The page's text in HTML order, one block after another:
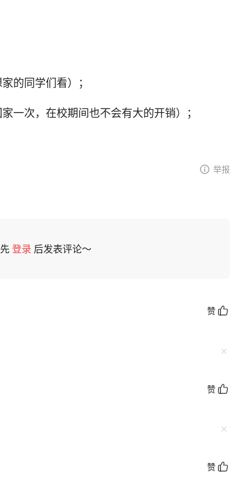
的同学们看）；
一次，在校期间也不会有大的开销）；
举报
登录 后发表评论～
赞
赞
赞